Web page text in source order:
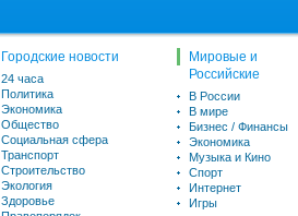
Городские новости
24 часа
Политика
Экономика
Общество
Социальная сфера
Транспорт
Строительство
Экология
Здоровье
Мировые и
Российские
В России
В мире
Бизнес / Финансы
Экономика
Музыка и Кино
Спорт
Интернет
Игры